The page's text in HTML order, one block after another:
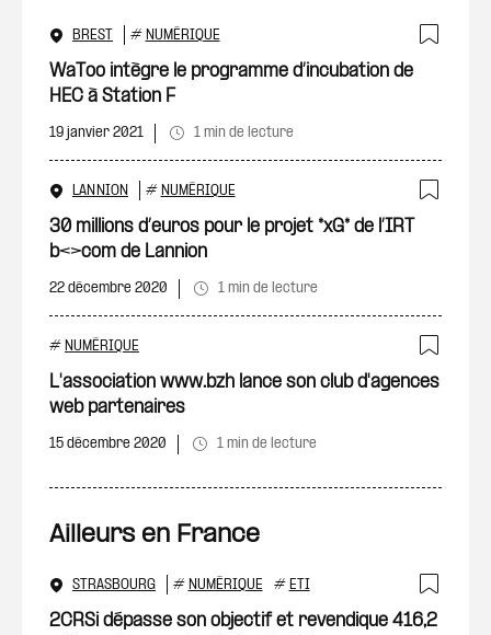
BREST # NUMÉRIQUE
WaToo intègre le programme d’incubation de
HEC à Station F
19 janvier 2021 1 min de lecture
LANNION # NUMÉRIQUE
30 millions d’euros pour le projet *xG* de l’IRT
b<>com de Lannion
22 décembre 2020 1 min de lecture
# NUMÉRIQUE
L'association www.bzh lance son club d'agences
web partenaires
15 décembre 2020 1 min de lecture
Ailleurs en France
STRASBOURG # NUMÉRIQUE # ETI
2CRSi dépasse son objectif et revendique 416,2